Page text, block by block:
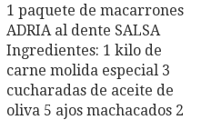
1 paquete de macarrones
ADRIA al dente SALSA
Ingredientes: 1 kilo de
carne molida especial 3
cucharadas de aceite de
oliva 5 ajos machacados 2